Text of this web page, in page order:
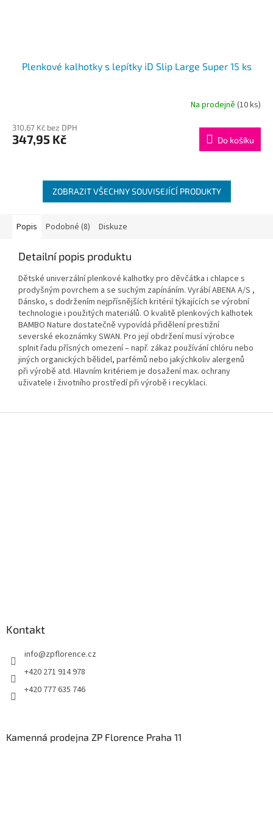
Plenkové kalhotky s lepítky iD Slip Large Super 15 ks
Na prodejně (10 ks)
310,67 Kč bez DPH
347,95 Kč Do košíku
ZOBRAZIT VŠECHNY SOUVISEJÍCÍ PRODUKTY
Popis Podobné (8) Diskuze
Detailní popis produktu
Dětské univerzální plenkové kalhotky pro děvčátka i chlapce s
prodyšným povrchem a se suchým zapínáním. Vyrábí ABENA A/S ,
Dánsko, s dodržením nejpřísnějších kritérií týkajících se výrobní
technologie i použitých materiálů. O kvalitě plenkových kalhotek
BAMBO Nature dostatečně vypovídá přidělení prestižní
severské ekoznámky SWAN. Pro její obdržení musí výrobce
splnit řadu přísných omezení – např. zákaz používání chlóru nebo
jiných organických bělidel, parfémů nebo jakýchkoliv alergenů
při výrobě atd. Hlavním kritériem je dosažení max. ochrany
uživatele i životního prostředí při výrobě i recyklaci.
Kontakt
info@zpflorence.cz
+420 271 914 978
+420 777 635 746
Kamenná prodejna ZP Florence Praha 11